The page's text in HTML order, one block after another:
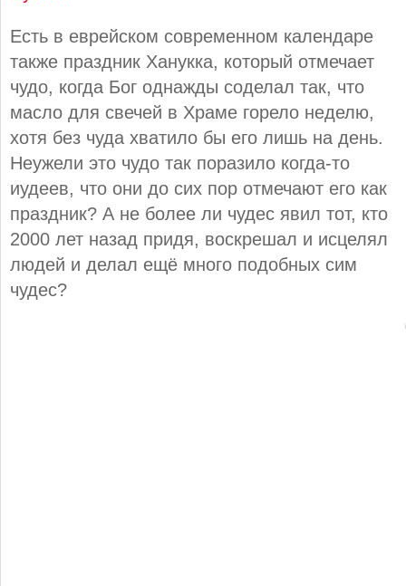
Есть в еврейском современном календаре
также праздник Ханукка, который отмечает
чудо, когда Бог однажды соделал так, что
масло для свечей в Храме горело неделю,
хотя без чуда хватило бы его лишь на день.
Неужели это чудо так поразило когда-то
иудеев, что они до сих пор отмечают его как
праздник? А не более ли чудес явил тот, кто
2000 лет назад придя, воскрешал и исцелял
людей и делал ещё много подобных сим
чудес?